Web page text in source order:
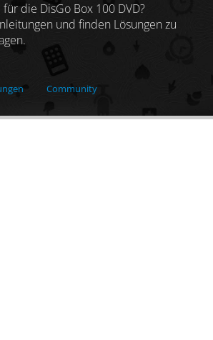
die DisGo Box 100 DVD?
und finden Lösungen zu
Community